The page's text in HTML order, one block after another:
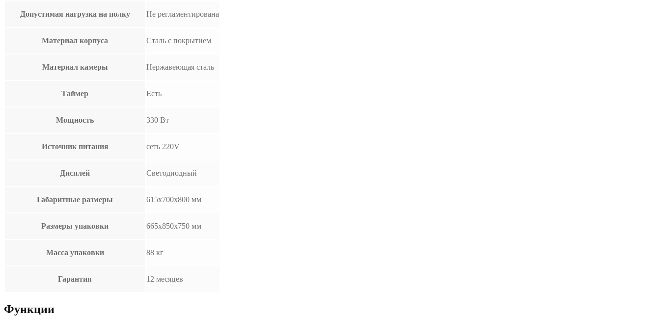
Допустимая нагрузка на полку Не регламентирована
Материал корпуса Сталь с покрытием
Материал камеры Нержавеющая сталь
Таймер Есть
Мощность 330 Вт
Источник питания сеть 220V
Дисплей Светодиодный
Габаритные размеры 615х700х800 мм
Размеры упаковки 665х850х750 мм
Масса упаковки 88 кг
Гарантия 12 месяцев
Функции